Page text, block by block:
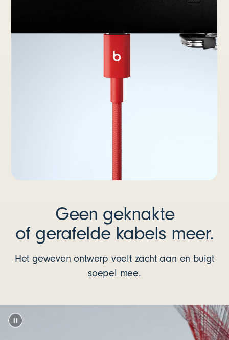
Geen geknakte
of gerafelde kabels meer.
Het geweven ontwerp voelt zacht aan en buigt
soepel mee.